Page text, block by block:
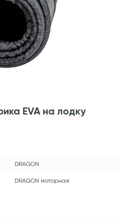
EVA на лодку
DRAGON
DRAGON моторная